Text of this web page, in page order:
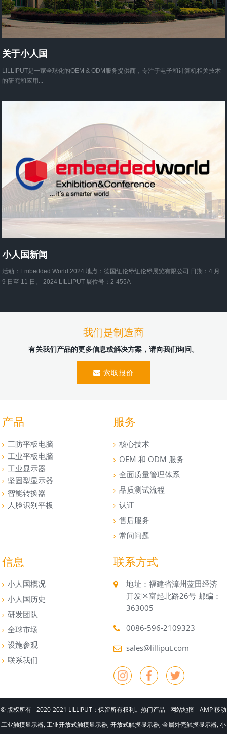
关于小人国
LILLIPUT是一家全球化的OEM & ODM服务提供商，专注于电子和计算机相关技术
的研究和应用...
小人国新闻
活动：Embedded World 2024 地点：德国纽伦堡纽伦堡展览有限公司 日期：4 月
9 日至 11 日。 2024 LILLIPUT 展位号：2-455A
我们是制造商
有关我们产品的更多信息或解决方案，请向我们询问。
索取报价
产品
三防平板电脑
工业平板电脑
工业显示器
坚固型显示器
智能转换器
人脸识别平板
服务
核心技术
OEM 和 ODM 服务
全面质量管理体系
品质测试流程
认证
售后服务
常问问题
信息
小人国概况
小人国历史
研发团队
全球市场
设施参观
联系我们
联系方式
地址：福建省漳州蓝田经济
开发区富起北路26号 邮编：
363005
0086-596-2109323
sales@lilliput.com
© 版权所有 - 2020-2021 LILLIPUT：保留所有权利。 热门产品- 网站地图 -AMP 移动
工业触摸显示器, 工业开放式触摸显示器, 开放式触摸显示器, 金属外壳触摸显示器, 小